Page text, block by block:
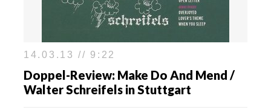
14.03.13 // 9:22
Doppel-Review: Make Do And Mend /
Walter Schreifels in Stuttgart